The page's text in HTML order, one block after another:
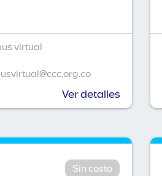
virtual
Ver detalles
Sin costo